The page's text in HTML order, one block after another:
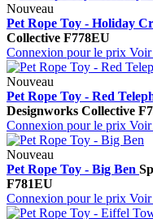
Nouveau
Pet Rope Toy - Holiday
Collective F778EU
Connexion pour le prix
Nouveau
Pet Rope Toy - Red
Designworks Collective
Connexion pour le prix
Nouveau
Pet Rope Toy - Big Ben
F781EU
Connexion pour le prix